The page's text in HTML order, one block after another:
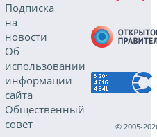
Подписка
на
новости
Об
использовании
информации
сайта
Общественный
совет
© 2005-